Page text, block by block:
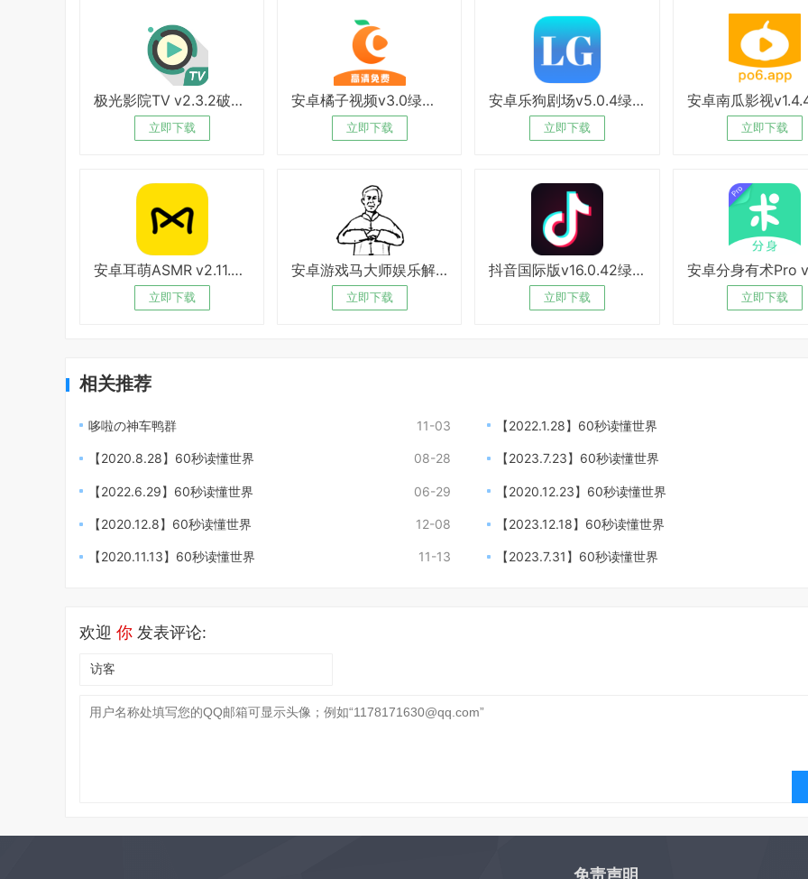
极光影院TV v2.3.2破解版
立即下载
安卓橘子视频v3.0绿化版
立即下载
安卓乐狗剧场v5.0.4绿化版
立即下载 立即下载
安卓耳萌ASMR v2.11.8绿化版
立即下载
安卓游戏马大师娱乐解压
立即下载
抖音国际版v16.0.42绿化版
立即下载 立即下载
相关推荐
11-03
哆啦の神车鸭群 【2022.1.28】60秒读懂世界
08-28
【2020.8.28】60秒读懂世界 【2023.7.23】60秒读懂世界
06-29
【2022.6.29】60秒读懂世界 【2020.12.23】60秒读懂世界
12-08
【2020.12.8】60秒读懂世界 【2023.12.18】60秒读懂世界
11-13
【2020.11.13】60秒读懂世界 【2023.7.31】60秒读懂世界
欢迎 你 发表评论:
免责声明